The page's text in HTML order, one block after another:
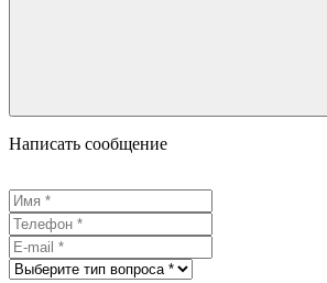
Написать сообщение